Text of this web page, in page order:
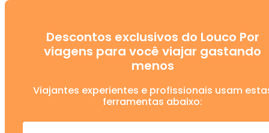
Descontos exclusivos do Louco Por
viagens para você viajar gastando
menos
Viajantes experientes e profissionais usam
ferramentas abaixo: